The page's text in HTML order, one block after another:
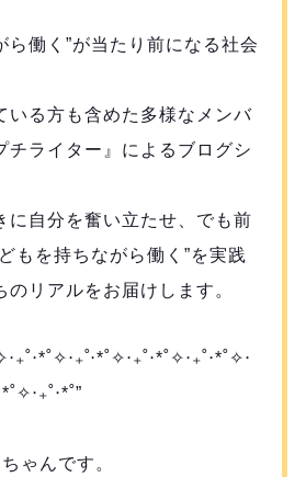
ら働く”が当たり前になる社会
いる方も含めた多様なメンバ
チライター』によるブログシ
に自分を奮い立たせ、でも前
もを持ちながら働く”を実践
のリアルをお届けします。
ゃんです。